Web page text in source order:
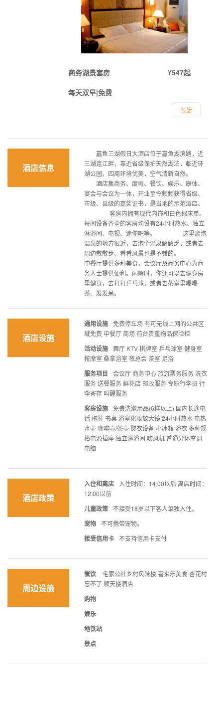
商务湖景套房
¥547起
每天双早|免费
预定
酒店信息
嘉鱼三湖假日大酒店位于嘉鱼湖滨路，近
三湖连江畔，靠近省级保护天然湖泊，临近环
湖公园，四周环境优美，空气清新自然。
酒店集商务、度假、餐饮、娱乐、康体、
宴会与会议为一体，开业至今频频获得省级、
市级、县级的嘉奖证书，是当地的示范酒店。
客房内拥有现代内饰和白色棉床单。
每间设备齐全的客房均设有24小时热水、独立
淋浴间、电视、迷你吧等。 这里离泡
温泉的地方很近，去泡个温泉解解乏，或者去
周边散散步、看看风景也是不错的。
中餐厅提供多种美食，会议厅及商务中心为商
务人士提供便利。闲暇时，你还可以去健身房
里健身，去打打乒乓球，或者去茶室里喝喝
茶、发发呆。
酒店设施
通用设施 免费停车场 有可无线上网的公共区
域免费 中餐厅 商场 前台贵重物品保险柜
活动设施 舞厅 KTV 棋牌室 乒乓球室 健身室
按摩室 桑拿浴室 夜总会 茶室 足浴
服务项目
会议厅 商务中心 旅游票务服务 洗衣
服务 送餐服务 鲜花店 邮政服务 专职行李员 行
李寄存 叫醒服务
客房设施 免费洗漱用品(6样以上) 国内长途电
话 拖鞋 书桌 浴室化妆放大镜 24小时热水 电热
水壶 咖啡壶/茶壶 熨衣设备 小冰箱 浴衣 多种规
格电源插座 独立淋浴间 吹风机 普通分体空调
电脑
酒店政策
入住和离店
入住时间：14:00以后 离店时间：
12:00以前
儿童政策 不接受18岁以下客人单独入住。
宠物 不可携带宠物。
接受信用卡 不支持信用卡支付
周边设施
餐饮
毛家公社乡村风味楼 喜来乐美食 杏花村
忘不了 顺天楼酒店
购物
娱乐
地铁站
景点